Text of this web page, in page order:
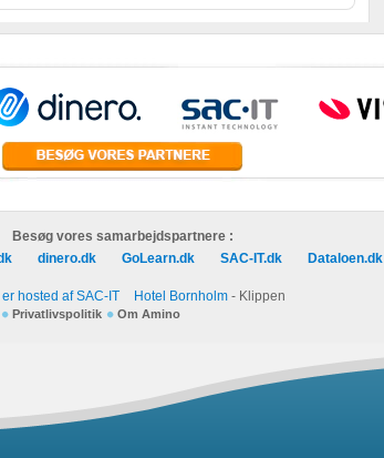
Besøg vores samarbejdspartnere :
dinero.dk GoLearn.dk SAC-IT.dk Dataloen.dk
hosted af SAC-IT Hotel Bornholm - Klippen
Privatlivspolitik Om Amino